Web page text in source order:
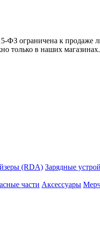
ФЗ ограничена к продаже
только в наших магазинах.
(RDA) Зарядные
части Аксессуары